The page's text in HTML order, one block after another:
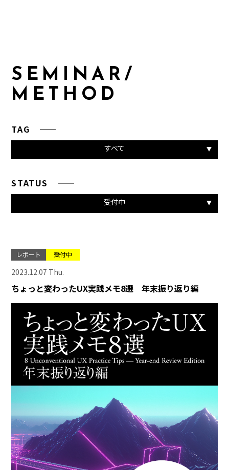
S E M I NA R /
M E T H O D
STATUS
受付中
TAG
すべて
レポート 受付中
2023.12.07 Thu.
ちょっと変わったUX実践メモ8選 年末振り返り編